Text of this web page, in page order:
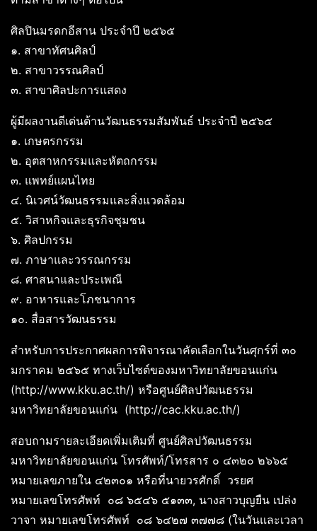
ศิลปินมรดกอีสาน ประจำปี ๒๕๖๕
๑. สาขาทัศนศิลป์
๒. สาขาวรรณศิลป์
๓. สาขาศิลปะการแสดง
ผู้มีผลงานดีเด่นด้านวัฒนธรรมสัมพันธ์ ประจำปี ๒๕๖๕
๑. เกษตรกรรม
๒. อุตสาหกรรมและหัตถกรรม
๓. แพทย์แผนไทย
๔. นิเวศน์วัฒนธรรมและสิ่งแวดล้อม
๕. วิสาหกิจและธุรกิจชุมชน
๖. ศิลปกรรม
๗. ภาษาและวรรณกรรม
๘. ศาสนาและประเพณี
๙. อาหารและโภชนาการ
๑๐. สื่อสารวัฒนธรรม
สำหรับการประกาศผลการพิจารณาคัดเลือกในวันศุกร์ที่ ๓๐
มกราคม ๒๕๖๕ ทางเว็บไซต์ของมหาวิทยาลัยขอนแก่น
(http://www.kku.ac.th/) หรือศูนย์ศิลปวัฒนธรรม
มหาวิทยาลัยขอนแก่น (http://cac.kku.ac.th/)
สอบถามรายละเอียดเพิ่มเติมที่ ศูนย์ศิลปวัฒนธรรม
มหาวิทยาลัยขอนแก่น โทรศัพท์/โทรสาร ๐ ๔๓๒๐ ๒๖๖๕
หมายเลขภายใน ๔๒๓๐๑ หรือที่นายวรศักดิ์ วรยศ
หมายเลขโทรศัพท์ ๐๘ ๖๕๔๖ ๕๑๓๓, นางสาวบุญยืน เปล่ง
วาจา หมายเลขโทรศัพท์ ๐๘ ๖๔๒๗ ๓๗๗๘ (ในวันและเวลา